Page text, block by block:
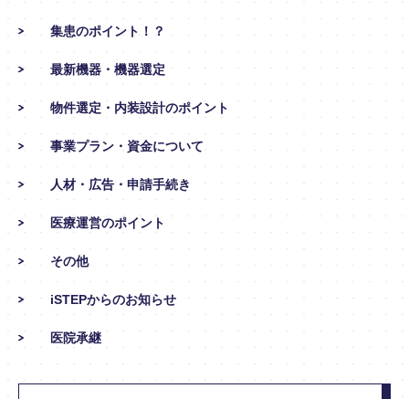
集患のポイント！？
最新機器・機器選定
物件選定・内装設計のポイント
事業プラン・資金について
人材・広告・申請手続き
医療運営のポイント
その他
iSTEPからのお知らせ
医院承継